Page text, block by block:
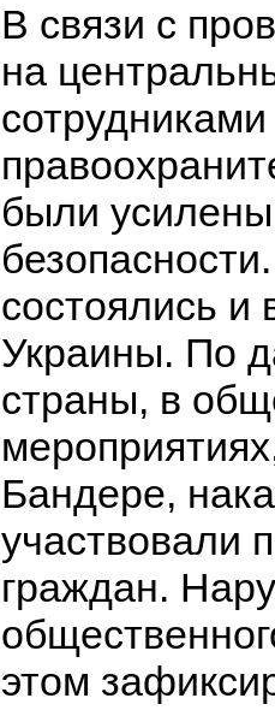
В связи с
на
сотрудниками
были
состоялись и
Украины. По
страны, в
Бандере,
участвовали
граждан.
этом